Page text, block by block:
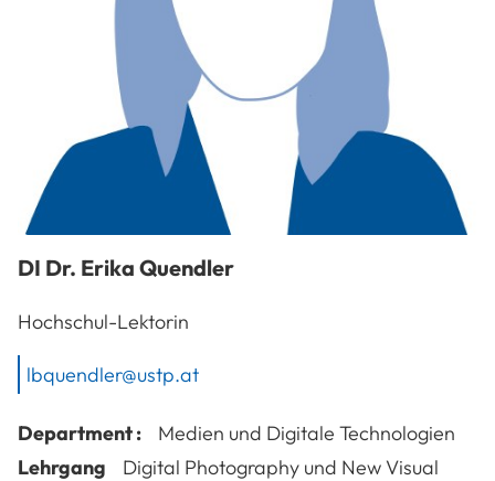
DI Dr. Erika Quendler
Hochschul-Lektorin
lbquendler@ustp.at
Department :
Medien und Digitale Technologien
Lehrgang
Digital Photography und New Visual